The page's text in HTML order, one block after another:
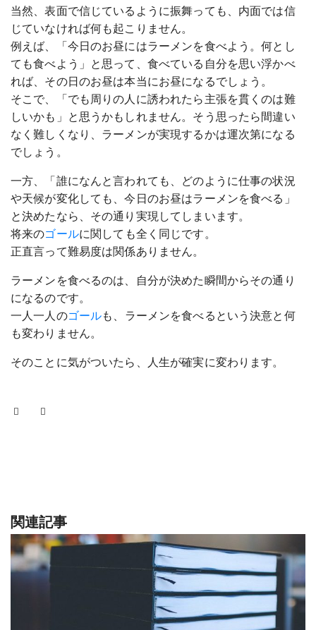
当然、表面で信じているように振舞っても、内面では信
じていなければ何も起こりません。
例えば、「今日のお昼にはラーメンを食べよう。何とし
ても食べよう」と思って、食べている自分を思い浮かべ
れば、その日のお昼は本当にお昼になるでしょう。
そこで、「でも周りの人に誘われたら主張を貫くのは難
しいかも」と思うかもしれません。そう思ったら間違い
なく難しくなり、ラーメンが実現するかは運次第になる
でしょう。
一方、「誰になんと言われても、どのように仕事の状況
や天候が変化しても、今日のお昼はラーメンを食べる」
と決めたなら、その通り実現してしまいます。
将来のゴールに関しても全く同じです。
正直言って難易度は関係ありません。
ラーメンを食べるのは、自分が決めた瞬間からその通り
になるのです。
一人一人のゴールも、ラーメンを食べるという決意と何
も変わりません。
そのことに気がついたら、人生が確実に変わります。
関連記事